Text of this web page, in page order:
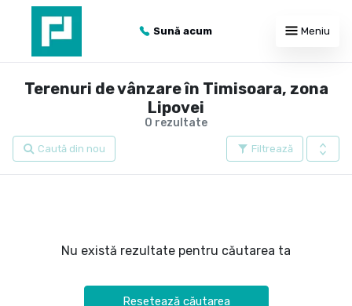
Sună acum Meniu
0 rezultate
Terenuri de vânzare în Timisoara, zona
Lipovei
Filtrează
Caută din nou
Nu există rezultate pentru căutarea ta
Resetează căutarea